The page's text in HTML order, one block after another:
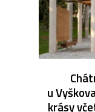
u
krásy